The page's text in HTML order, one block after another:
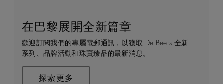
在巴黎展開全新篇章
歡迎訂閱我們的專屬電郵通訊，以獲取 De Beers 全新
系列、品牌活動和珠寶臻品的最新消息。
探索更多
守護永恒
De Beers 在全球珠寶領域獨樹一幟，因為我們是唯一
與鑽石原產地有直接連結的奢華珠寶品牌。
探索更多
顧客服務
無論您是透過線上購物或造訪實體精品店，我們始終致
力於為您提供個人化的購物體驗。預約於店內或線上進
De Beers 的世界
De Beers 成立於倫敦，靈感來自非洲的自然，是奢華
鑽石珠寶的巔峰。我們的創意和工藝將鑽石轉化為永恆